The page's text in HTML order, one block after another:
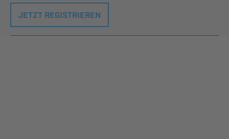
JETZT REGISTRIEREN